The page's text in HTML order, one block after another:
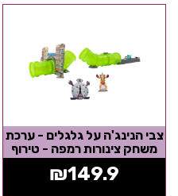
צבי הנינג'ה על גלגלים - ערכת
משחק צינורות רמפה - טירוף
המוטנטים
₪149.9